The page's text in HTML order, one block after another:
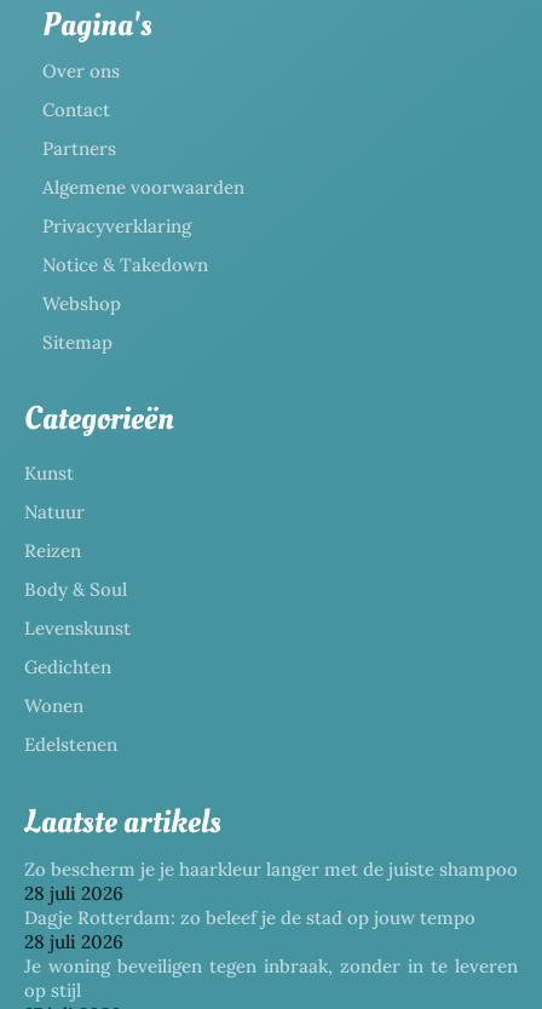
Pagina's
Over ons
Contact
Partners
Algemene voorwaarden
Privacyverklaring
Notice & Takedown
Webshop
Sitemap
Categorieën
Kunst
Natuur
Reizen
Body & Soul
Levenskunst
Gedichten
Wonen
Edelstenen
Laatste artikels
Zo bescherm je je haarkleur langer met de juiste shampoo
28 juli 2026
Dagje Rotterdam: zo beleef je de stad op jouw tempo
28 juli 2026
Je woning beveiligen tegen inbraak, zonder in te leveren
op stijl